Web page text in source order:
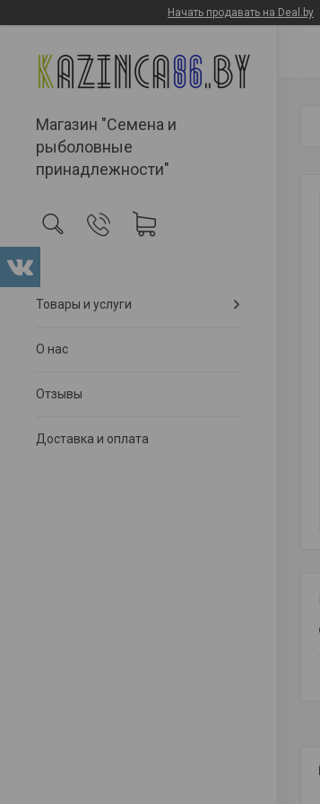
Начать продавать на Deal.by
Магазин "Семена и
рыболовные
принадлежности"
Товары и услуги
О нас
Отзывы
Доставка и оплата